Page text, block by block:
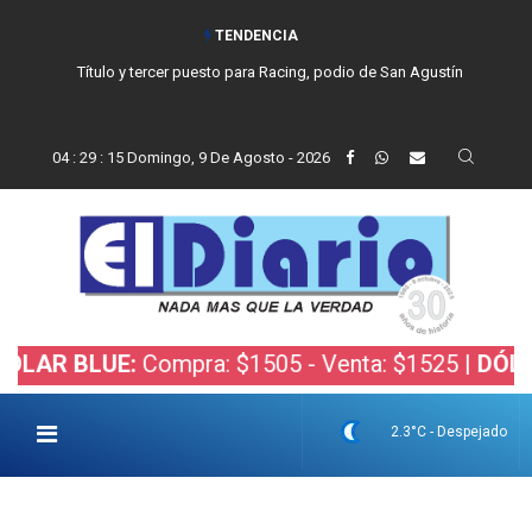
TENDENCIA
Título y tercer puesto para Racing, podio de San Agustín
04: 29 : 16 Domingo, 9 De Agosto - 2026
Compra: $1505 - Venta: $1525 | DÓLAR
2.3°C - Despejado